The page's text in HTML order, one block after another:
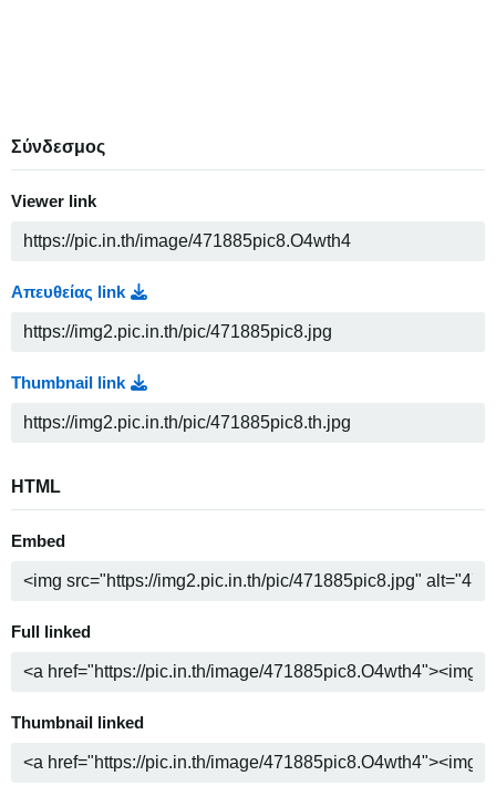
Σύνδεσμος
Viewer link
Απευθείας link
Thumbnail link
HTML
Embed
Full linked
Thumbnail linked